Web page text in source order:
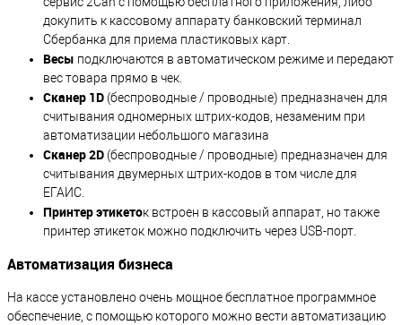
докупить к кассовому аппарату банковский терминал
Сбербанка для приема пластиковых карт.
Весы подключаются в автоматическом режиме и передают
вес товара прямо в чек.
Сканер 1D (беспроводные / проводные) предназначен для
считывания одномерных штрих-кодов, незаменим при
автоматизации небольшого магазина
Сканер 2D (беспроводные / проводные) предназначен для
считывания двумерных штрих-кодов в том числе для
ЕГАИС.
Принтер этикеток встроен в кассовый аппарат, но также
принтер этикеток можно подключить через USB-порт.
Автоматизация бизнеса
На кассе установлено очень мощное бесплатное программное
обеспечение, с помощью которого можно вести автоматизацию